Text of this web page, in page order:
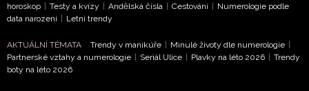
horoskop | Testy a kvízy | Andělská čísla | Cestování | Numerologie podle
data narození | Letní trendy
AKTUÁLNÍ TÉMATA Trendy v manikúře | Minulé životy dle numerologie |
Partnerské vztahy a numerologie | Seriál Ulice | Plavky na léto 2026 | Trendy
boty na léto 2026